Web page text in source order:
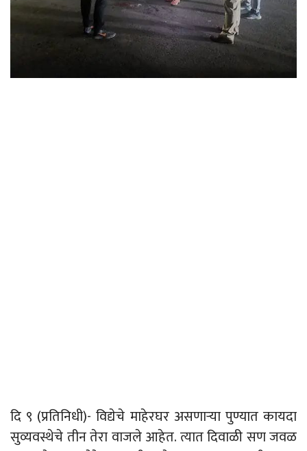
दि ९ (प्रतिनिधी)- विद्येचे माहेरघर असणाऱ्या पुण्यात कायदा
सुव्यवस्थेचे तीन तेरा वाजले आहेत. त्यात दिवाळी सण जवळ